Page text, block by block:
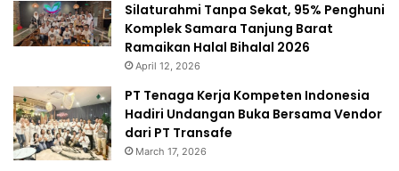
Silaturahmi Tanpa Sekat, 95% Penghuni
Komplek Samara Tanjung Barat
Ramaikan Halal Bihalal 2026
April 12, 2026
PT Tenaga Kerja Kompeten Indonesia
Hadiri Undangan Buka Bersama Vendor
dari PT Transafe
March 17, 2026